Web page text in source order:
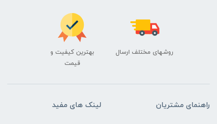
روشهای مختلف ارسال
بهترین کیفیت و
قیمت
راهنمای مشتریان لینک های مفید